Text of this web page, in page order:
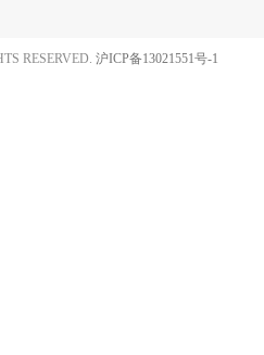
RESERVED. 沪ICP备13021551号-1